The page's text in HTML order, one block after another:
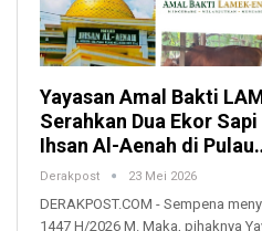
Yayasan Amal Bakti
Serahkan Dua Ekor
Ihsan Al-Aenah di
Derakpost 23 Mei 2026
DERAKPOST.COM - Sempena
1447 H/2026 M. Maka, pihaknya